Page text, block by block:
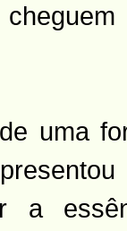
uma
a